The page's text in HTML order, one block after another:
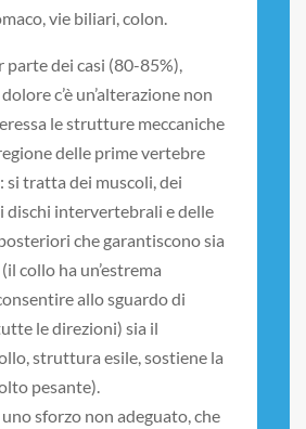
vie biliari, colon.
parte dei casi (80-85%),
c’è un’alterazione non
le strutture meccaniche
delle prime vertebre
si tratta dei muscoli, dei
dischi intervertebrali e delle
che garantiscono sia
collo ha un’estrema
allo sguardo di
le direzioni) sia il
struttura esile, sostiene la
pesante).
sforzo non adeguato, che